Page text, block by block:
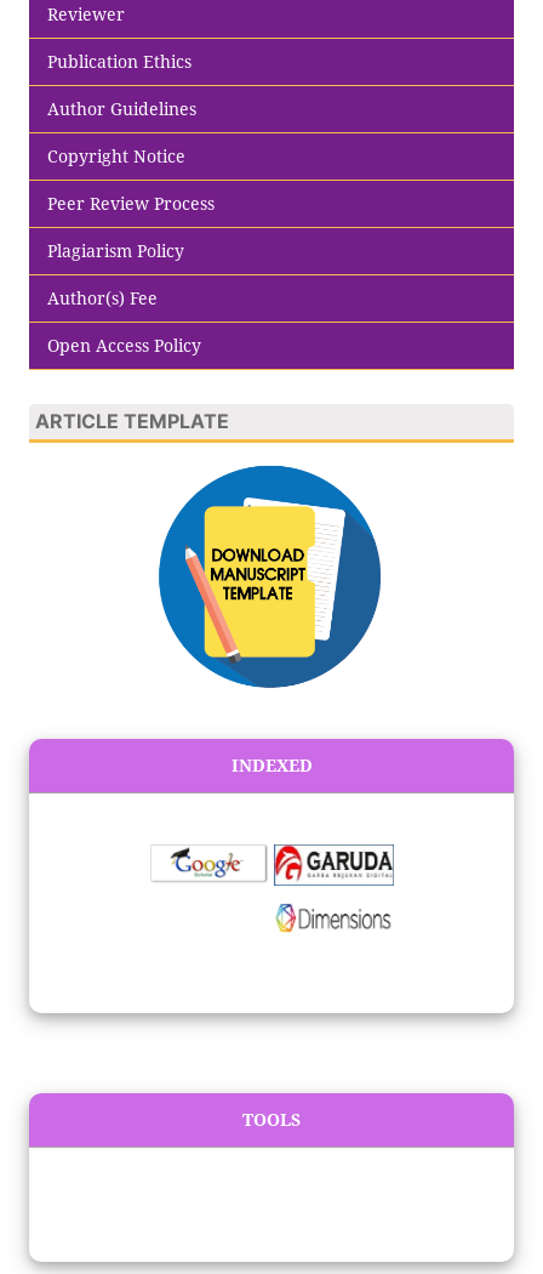
Reviewer
Publication Ethics
Author Guidelines
Copyright Notice
Peer Review Process
Plagiarism Policy
Author(s) Fee
Open Access Policy
ARTICLE TEMPLATE
INDEXED
TOOLS